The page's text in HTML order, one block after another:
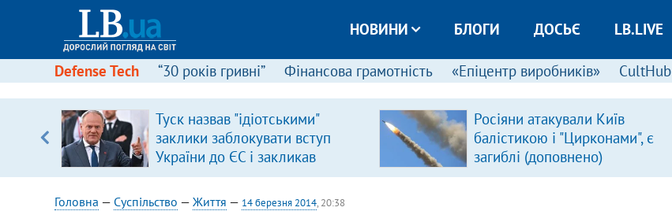
НОВИНИ БЛОГИ ДОСЬЄ LB.LIVE
Defense Tech “30 років гривні” Фінансова грамотність «Епіцентр виробників» CultHub
Туск назвав "ідіотськими"
заклики заблокувати вступ
України до ЄС і закликав
припинити антиукраїнську
риторику
Росіяни атакували Київ
балістикою і "Цирконами", є
загиблі (доповнено)
Головна — Суспільство — Життя — 14 березня 2014, 20:38